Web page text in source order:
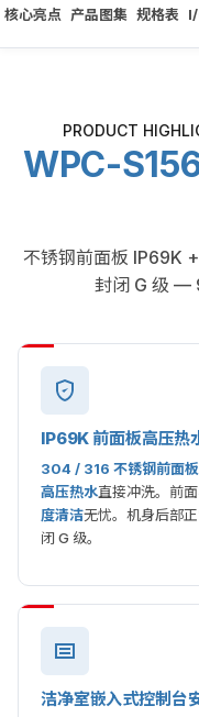
核心亮点 产品图集 规格表
PRODUCT
WPC-
不锈钢前面板 IP69K
封闭 G 级 —
IP69K 前面板高压热
304 / 316 不锈钢前面
高压热水直接冲洗。前
度清洁无忧。机身后部
闭 G 级。
洁净室嵌入式控制台